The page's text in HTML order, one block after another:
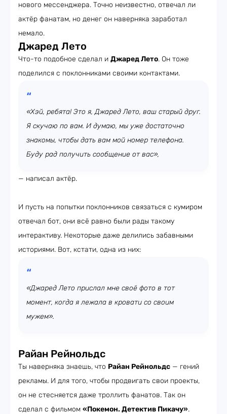
нового мессенджера. Точно неизвестно, отвечал ли
актёр фанатам, но денег он наверняка заработал
немало.
Джаред Лето
Что-то подобное сделал и Джаред Лето. Он тоже
поделился с поклонниками своими контактами.
«Хэй, ребята! Это я, Джаред Лето, ваш старый друг.
Я скучаю по вам. И думаю, мы уже достаточно
знакомы, чтобы дать вам мой номер телефона.
Буду рад получить сообщение от вас»,
— написал актёр.
И пусть на попытки поклонников связаться с кумиром
отвечал бот, они всё равно были рады такому
интерактиву. Некоторые даже делились забавными
историями. Вот, кстати, одна из них:
«Джаред Лето прислал мне своё фото в тот
момент, когда я лежала в кровати со своим
мужем».
Райан Рейнольдс
Ты наверняка знаешь, что Райан Рейнольдс — гений
рекламы. И для того, чтобы продвигать свои проекты,
он не стесняется даже троллить фанатов. Так он
сделал с фильмом «Покемон. Детектив Пикачу».